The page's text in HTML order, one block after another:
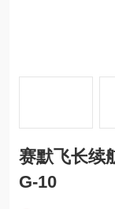
赛默飞长续
G-10